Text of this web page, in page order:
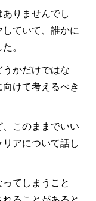
りませんでし
ていて、誰かに
。
かだけではな
けて考えるべき
、このままでいい
アについて話し
てしまうこと